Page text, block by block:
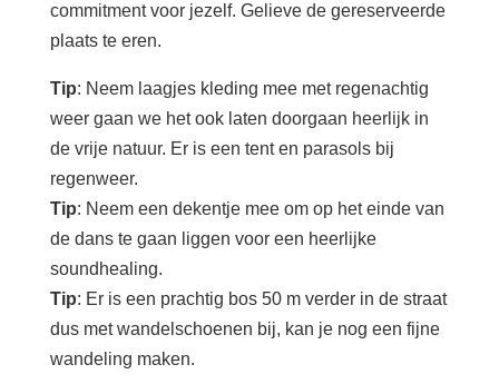
commitment voor jezelf. Gelieve de gereserveerde
plaats te eren.
Tip: Neem laagjes kleding mee met regenachtig
weer gaan we het ook laten doorgaan heerlijk in
de vrije natuur. Er is een tent en parasols bij
regenweer.
Tip: Neem een dekentje mee om op het einde van
de dans te gaan liggen voor een heerlijke
soundhealing.
Tip: Er is een prachtig bos 50 m verder in de straat
dus met wandelschoenen bij, kan je nog een fijne
wandeling maken.